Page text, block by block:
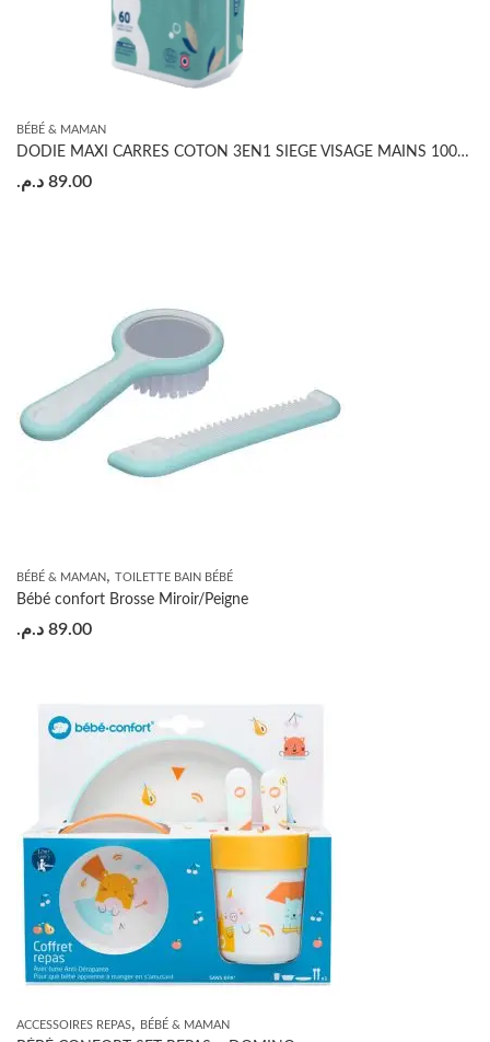
BÉBÉ & MAMAN
DODIE MAXI CARRES COTON 3EN1 SIEGE VISAGE MAINS 100% BIO *60
89.00 د.م.
BÉBÉ & MAMAN, TOILETTE BAIN BÉBÉ
Bébé confort Brosse Miroir/Peigne
89.00 د.م.
ACCESSOIRES REPAS, BÉBÉ & MAMAN